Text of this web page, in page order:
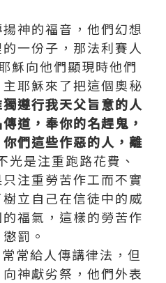
神的福音，他們幻想
一份子，那法利賽人
穌向他們顯現時他們
耶穌來了把這個奧秘
遵行我天父旨意的人
道，奉你的名趕鬼，
們這些作惡的人，離
是注重跑路花費、
注重勞苦作工而不實
立自己在信徒中的威
福氣，這樣的勞苦作
罰。
常給人傳講律法，但
神獻劣祭，他們外表